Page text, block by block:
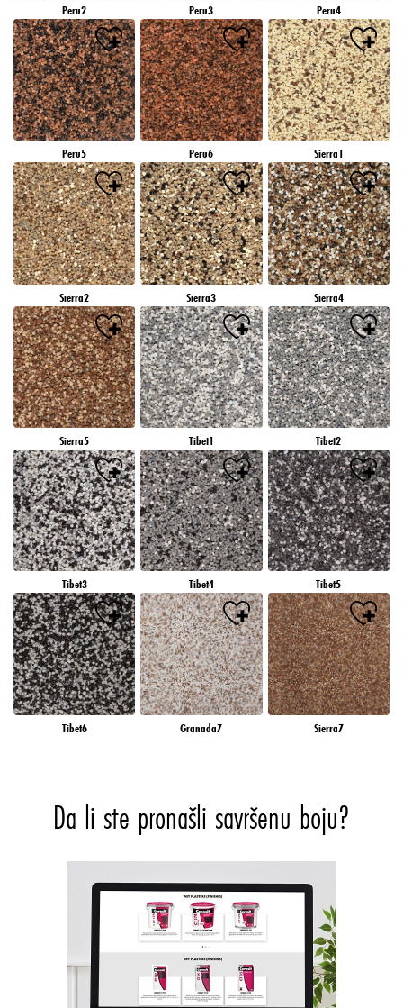
Peru2 Peru3 Peru4
Peru5 Peru6 Sierra1
Sierra2 Sierra3 Sierra4
Sierra5 Tibet1 Tibet2
Tibet3 Tibet4 Tibet5
Tibet6 Granada7 Sierra7
Da li ste pronašli savršenu boju?